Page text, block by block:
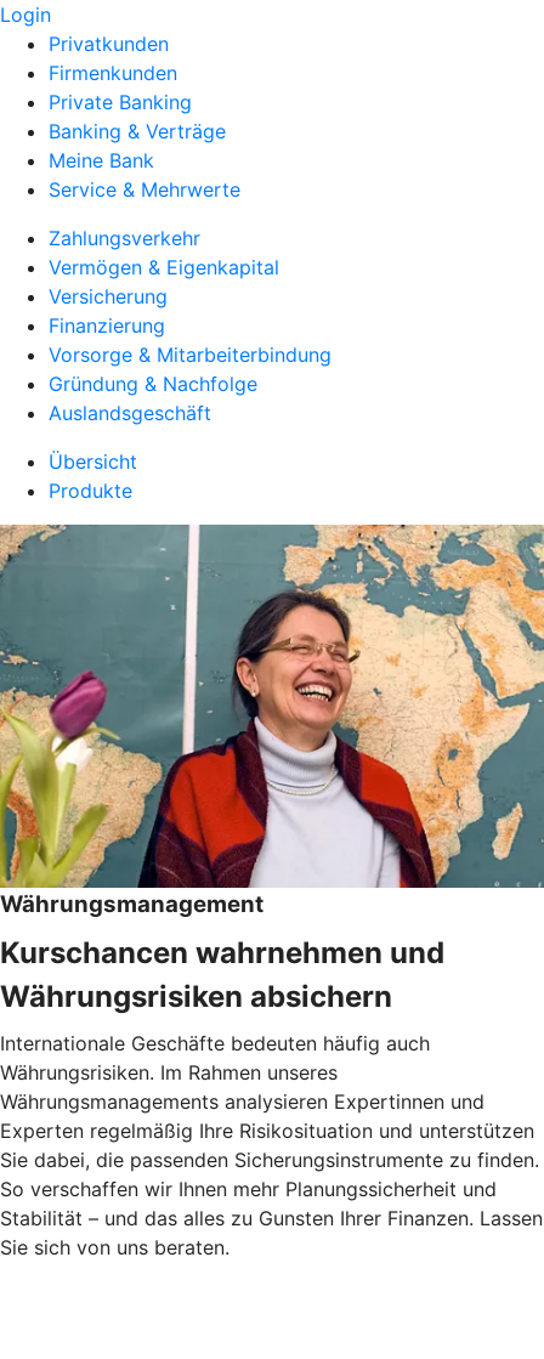
Login
Privatkunden
Firmenkunden
Private Banking
Banking & Verträge
Meine Bank
Service & Mehrwerte
Zahlungsverkehr
Vermögen & Eigenkapital
Versicherung
Finanzierung
Vorsorge & Mitarbeiterbindung
Gründung & Nachfolge
Auslandsgeschäft
Übersicht
Produkte
Währungsmanagement
Kurschancen wahrnehmen und
Währungsrisiken absichern
Internationale Geschäfte bedeuten häufig auch
Währungsrisiken. Im Rahmen unseres
Währungsmanagements analysieren Expertinnen und
Experten regelmäßig Ihre Risikosituation und unterstützen
Sie dabei, die passenden Sicherungsinstrumente zu finden.
So verschaffen wir Ihnen mehr Planungssicherheit und
Stabilität – und das alles zu Gunsten Ihrer Finanzen. Lassen
Sie sich von uns beraten.